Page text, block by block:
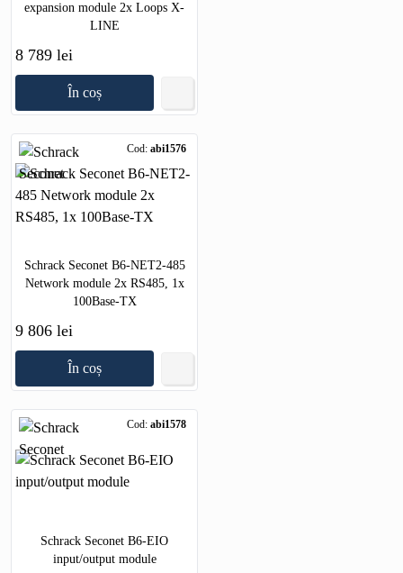
expansion module 2x Loops X-
LINE
8 789 lei
În coș
Cod: abi1576
Schrack Seconet B6-NET2-485
Network module 2x RS485, 1x
100Base-TX
9 806 lei
În coș
Cod: abi1578
Schrack Seconet B6-EIO
input/output module